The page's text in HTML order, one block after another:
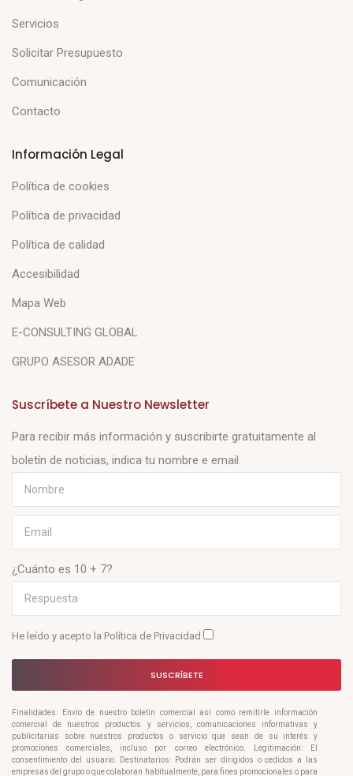
Servicios
Solicitar Presupuesto
Comunicación
Contacto
Información Legal
Política de cookies
Política de privacidad
Política de calidad
Accesibilidad
Mapa Web
E-CONSULTING GLOBAL
GRUPO ASESOR ADADE
Suscríbete a Nuestro Newsletter
Para recibir más información y suscribirte gratuitamente al
boletín de noticias, indica tu nombre e email.
¿Cuánto es 10 + 7?
He leído y acepto la Política de Privacidad
SUSCRÍBETE
Finalidades: Envío de nuestro boletín comercial así como remitirle información
comercial de nuestros productos y servicios, comunicaciones informativas y
publicitarias sobre nuestros productos o servicio que sean de su interés y
promociones comerciales, incluso por correo electrónico. Legitimación: El
consentimiento del usuario. Destinatarios: Podrán ser dirigidos o cedidos a las
empresas del grupo o que colaboran habitualmente, para fines promocionales o para